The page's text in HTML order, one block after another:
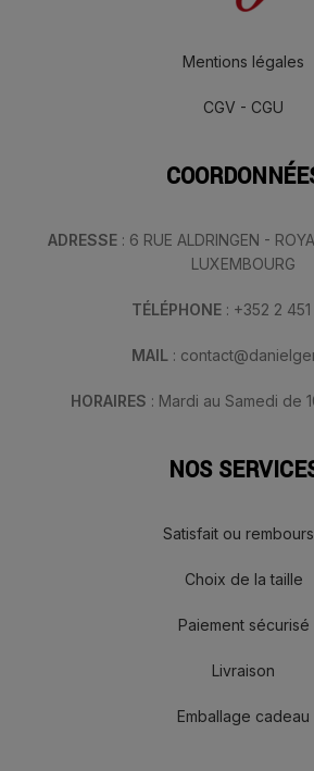
Mentions légales
CGV - CGU
ADRESSE : 6 RUE ALDRINGEN -
LUXEMBOURG
TÉLÉPHONE : +352 2
MAIL :
HORAIRES : Mardi au Samedi de
NOS
Satisfait ou
Choix de la taille
Paiement sécurisé
Livraison
Emballage cadeau